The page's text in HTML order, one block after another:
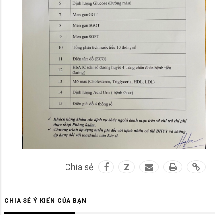
Chia sẻ Z
CHIA SẺ Ý KIẾN CỦA BẠN